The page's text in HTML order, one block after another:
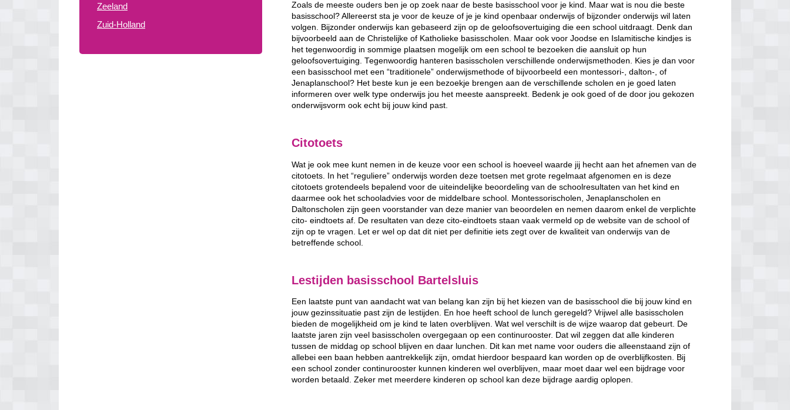
Zeeland
Zuid-Holland
Zoals de meeste ouders ben je op zoek naar de beste basisschool voor je kind. Maar wat is nou die beste
basisschool? Allereerst sta je voor de keuze of je je kind openbaar onderwijs of bijzonder onderwijs wil laten
volgen. Bijzonder onderwijs kan gebaseerd zijn op de geloofsovertuiging die een school uitdraagt. Denk dan
bijvoorbeeld aan de Christelijke of Katholieke basisscholen. Maar ook voor Joodse en Islamitische kindjes is
het tegenwoordig in sommige plaatsen mogelijk om een school te bezoeken die aansluit op hun
geloofsovertuiging. Tegenwoordig hanteren basisscholen verschillende onderwijsmethoden. Kies je dan voor
een basisschool met een “traditionele” onderwijsmethode of bijvoorbeeld een montessori-, dalton-, of
Jenaplanschool? Het beste kun je een bezoekje brengen aan de verschillende scholen en je goed laten
informeren over welk type onderwijs jou het meeste aanspreekt. Bedenk je ook goed of de door jou gekozen
onderwijsvorm ook echt bij jouw kind past.
Citotoets
Wat je ook mee kunt nemen in de keuze voor een school is hoeveel waarde jij hecht aan het afnemen van de
citotoets. In het “reguliere” onderwijs worden deze toetsen met grote regelmaat afgenomen en is deze
citotoets grotendeels bepalend voor de uiteindelijke beoordeling van de schoolresultaten van het kind en
daarmee ook het schooladvies voor de middelbare school. Montessorischolen, Jenaplanscholen en
Daltonscholen zijn geen voorstander van deze manier van beoordelen en nemen daarom enkel de verplichte
cito- eindtoets af. De resultaten van deze cito-eindtoets staan vaak vermeld op de website van de school of
zijn op te vragen. Let er wel op dat dit niet per definitie iets zegt over de kwaliteit van onderwijs van de
betreffende school.
Lestijden basisschool Bartelsluis
Een laatste punt van aandacht wat van belang kan zijn bij het kiezen van de basisschool die bij jouw kind en
jouw gezinssituatie past zijn de lestijden. En hoe heeft school de lunch geregeld? Vrijwel alle basisscholen
bieden de mogelijkheid om je kind te laten overblijven. Wat wel verschilt is de wijze waarop dat gebeurt. De
laatste jaren zijn veel basisscholen overgegaan op een continurooster. Dat wil zeggen dat alle kinderen
tussen de middag op school blijven en daar lunchen. Dit kan met name voor ouders die alleenstaand zijn of
allebei een baan hebben aantrekkelijk zijn, omdat hierdoor bespaard kan worden op de overblijfkosten. Bij
een school zonder continurooster kunnen kinderen wel overblijven, maar moet daar wel een bijdrage voor
worden betaald. Zeker met meerdere kinderen op school kan deze bijdrage aardig oplopen.